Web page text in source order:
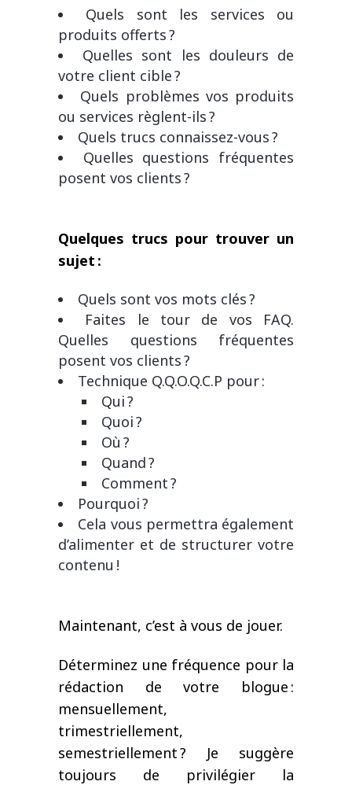
Quels sont les services ou
produits offerts ?
Quelles sont les douleurs de
votre client cible ?
Quels problèmes vos produits
ou services règlent-ils ?
Quels trucs connaissez-vous ?
Quelles questions fréquentes
posent vos clients ?
Quelques trucs pour trouver un
sujet :
Quels sont vos mots clés ?
Faites le tour de vos FAQ.
Quelles questions fréquentes
posent vos clients ?
Technique Q.Q.O.Q.C.P pour :
Qui ?
Quoi ?
Où ?
Quand ?
Comment ?
Pourquoi ?
Cela vous permettra également
d’alimenter et de structurer votre
contenu !
Maintenant, c’est à vous de jouer.
Déterminez une fréquence pour la
rédaction de votre blogue :
mensuellement,
trimestriellement,
semestriellement ? Je suggère
toujours de privilégier la